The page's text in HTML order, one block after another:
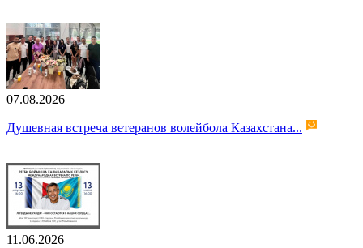
07.08.2026
Душевная встреча ветеранов волейбола Казахстана...
11.06.2026